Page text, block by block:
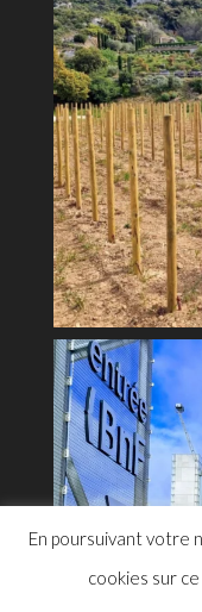
En poursuivant votre
cookies sur